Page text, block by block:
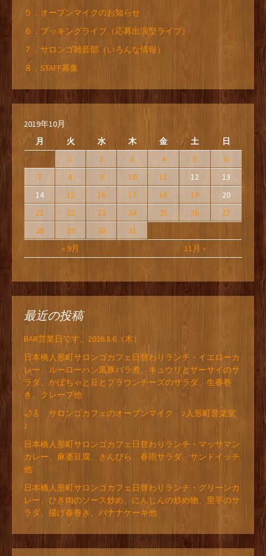
５．オープンマイクのお知らせ
６．ブッキングライブ（応募出演型ライブ）
７．サロンゴ雑音部（いろんな情報）
８．STAFF募集
2019年10月
月
火 水 木 金 土 日
« 9月 11月 »
1 2 3 4 5
6
7
8 9 10 11 12
13
14
15 16 17 18 19
20
21
22 23 24 25 26
27
28
29 30 31
最近の投稿
BAR営業日です。2026.8.6（木）
日本橋人形町サロンゴカフェ日替わりランチ・イエローカ
レー、ルーローハン風豚バラ煮、キュウリとザーサイのサ
ラダ、かぼちゃと豆とブラウンチーズのサラダ、生春巻
き、クレープ他
🌙🎸 サロンゴカフェのオープンマイク ♪人形町音楽室
♪
日本橋人形町サロンゴカフェ日替わりランチ・マッサマン
カレー、麻婆豆腐、きんぴら、春雨サラダ、サンドイッチ
他
日本橋人形町サロンゴカフェ日替わりランチ・グリーンカ
レー、ひき肉のソース炒め、にんじんの炒め物、里芋のサ
ラダ、揚げ春巻き、バナナケーキ他